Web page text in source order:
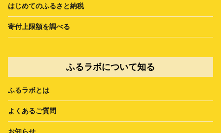
はじめてのふるさと納税
寄付上限額を調べる
ふるラボについて知る
ふるラボとは
よくあるご質問